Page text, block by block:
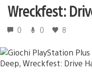
Wreckfest:
0 0 8